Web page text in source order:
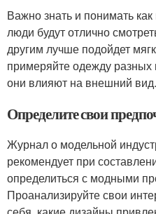
Важно знать и понимать
люди будут отлично
другим лучше подойдет
примеряйте одежду разных
они влияют на внешний вид.
Определите свои
Журнал о модельной
рекомендует при
определиться с модными
Проанализируйте свои